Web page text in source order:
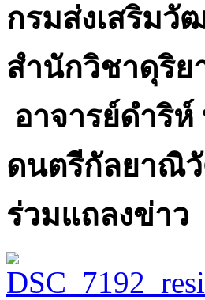
กรมส่งเสริมวั
สำนักวิชาดุริ
อาจารย์ดำริ
ดนตรีกัลยาณิ
ร่วมแถลงข่าว